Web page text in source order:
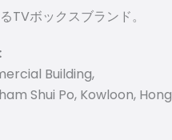
TVボックスブランド。
Building,
Shui Po, Kowloon, Hong